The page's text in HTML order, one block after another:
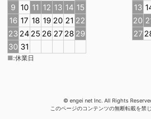
9 10 11 12 13 14 15
16 17 18 19 20 21 22
23 24 25 26 27 28 29
30 31
13
20
27
■:休業日
© engei net Inc. All Rights
このページのコンテンツの無断転載を禁じ